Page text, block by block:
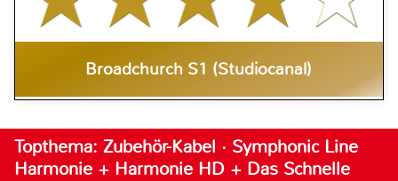
Broadchurch S1 (Studiocanal)
Topthema: Zubehör-Kabel · Symphonic Line
Harmonie + Harmonie HD + Das Schnelle